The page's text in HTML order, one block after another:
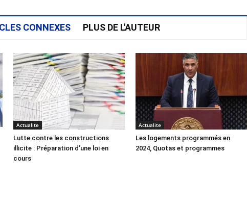
CONNEXES PLUS DE L'AUTEUR
Actualite
Lutte contre les constructions
illicite : Préparation d’une loi en
cours
Actualite
Les logements programmés en
2024, Quotas et programmes